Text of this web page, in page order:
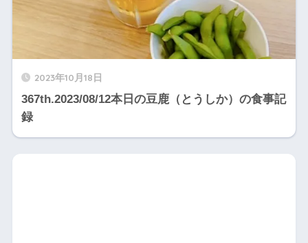
2023年10月18日
367th.2023/08/12本日の豆鹿（とうしか）の食事記
録